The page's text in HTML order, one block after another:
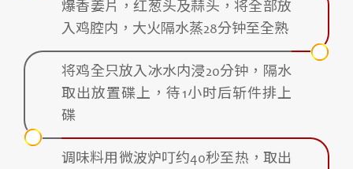
爆香姜片，红葱头及蒜头，将全部放
入鸡腔内，大火隔水蒸28分钟至全熟
将鸡全只放入冰水内浸20分钟，隔水
取出放置碟上，待1小时后斩件排上
碟
调味料用微波炉叮约40秒至热，取出